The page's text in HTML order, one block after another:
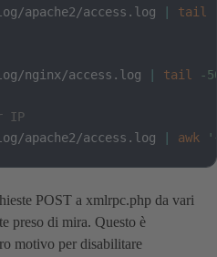
apache2/access.log tail
nginx/access.log tail -
IP
apache2/access.log awk
POST a xmlrpc.php da vari
preso di mira. Questo è
motivo per disabilitare